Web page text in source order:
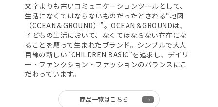
文字よりも古いコミュニケーションツールとして、
生活になくてはならないものだったとされる“地図
（OCEAN＆GROUND）”。OCEAN＆GROUNDは、
子どもの生活において、なくてはならない存在にな
ることを願って生まれたブランド。シンプルで大人
目線の新しい“CHILDREN BASIC”を追求し、デイリ
ー・ファンクション・ファッションのバランスにこ
だわっています。
商品一覧はこちら